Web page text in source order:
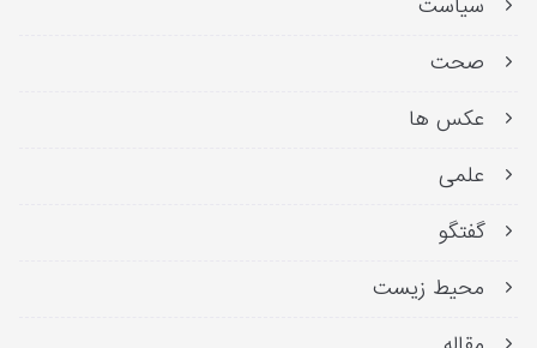
صحت
عکس ها
علمی
گفتگو
محیط زیست